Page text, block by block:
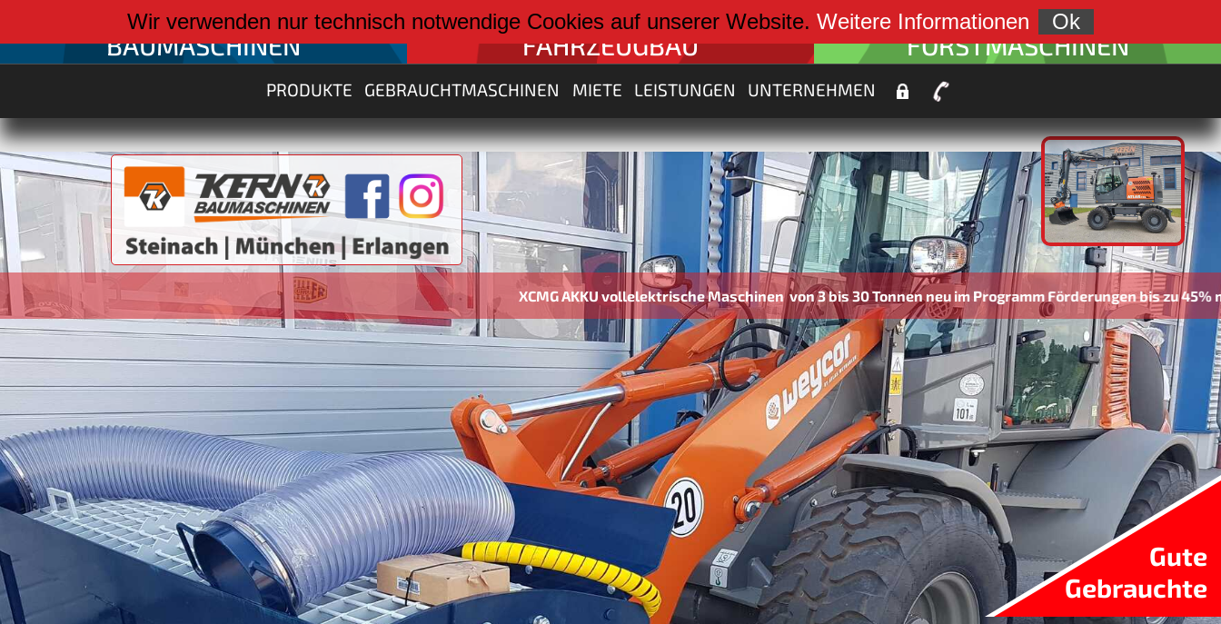
XCMG AKKU vollelektrische Maschinen von 3 bis 30 Tonnen neu im Programm Förderungen bis zu 45% möglich
weiter zu:
BAUMASCHINEN
weiter zu:
FAHRZEUGBAU
weiter zu:
FORSTMASCHINEN
PRODUKTE GEBRAUCHTMASCHINEN MIETE LEISTUNGEN UNTERNEHMEN
Gute
Gebrauchte
Wir verwenden nur technisch notwendige Cookies auf unserer Website. Weitere Informationen Ok